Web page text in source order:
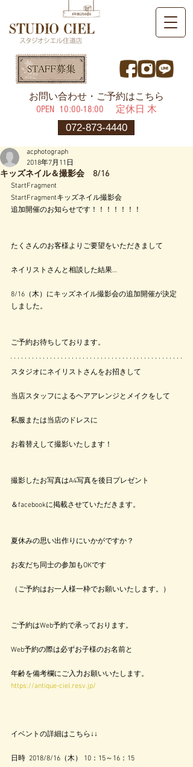
072-873-4440
​お問い合わせ・ご予約はこちら
OPEN ​10:00-18:00 定休日 木
キッズネイル＆撮影会 8/16
acphotograph
2018年7月11日
StartFragment
StartFragmentキッズネイル撮影会
追加開催のお知らせです！！！！！！！
たくさんのお客様よりご要望をいただきまして
ネイリストさんと相談した結果…
8/16（木）にキッズネイル撮影会の追加開催が決定
しました。
ご予約お待ちしております。
スタジオにネイリストさんをお招きして
当店スタッフによるヘアアレンジとメイクをして
私服または当店のドレスに
お着替えして撮影いたします！
撮影したお写真はA4写真を後日プレゼント
＆facebookに掲載させていただきます。
夏休みの思い出作りにいかがですか？
お友だち同士の参加もOKです
（ご予約はお一人様一枠でお願いいたします。）
ご予約はWeb予約で承っております。
Web予約の際は必ずお子様のお名前と
年齢を備考欄にご入力お願いいたします。
https://antique-ciel.resv.jp/
イベントの詳細はこちら↓↓
日時  2018/8/16（木） 10：15～16：15